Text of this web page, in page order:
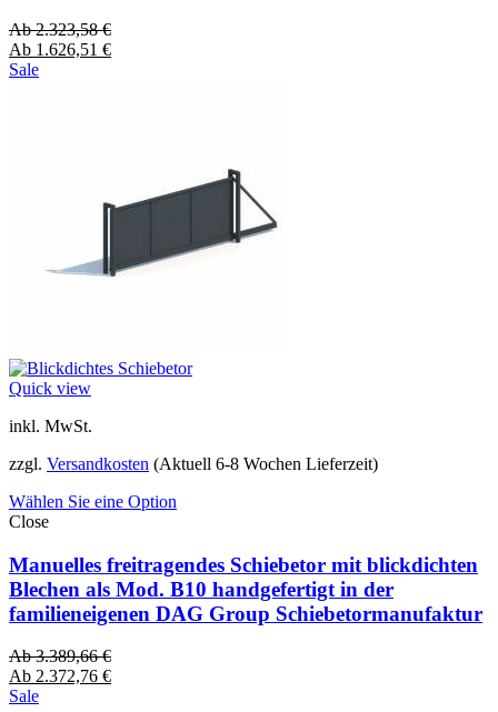
Ab2.323,58€
Ab 1.626,51 €
Sale
Quick view
inkl. MwSt.
zzgl. Versandkosten (Aktuell 6-8 Wochen Lieferzeit)
Wählen Sie eine Option
Close
Manuelles freitragendes Schiebetor mit blickdichten
Blechen als Mod. B10 handgefertigt in der
familieneigenen DAG Group Schiebetormanufaktur
Ab3.389,66€
Ab 2.372,76 €
Sale